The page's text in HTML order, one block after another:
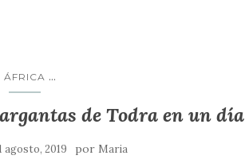
ÁFRICA ...
de Todra en un día
agosto, 2019 por Maria